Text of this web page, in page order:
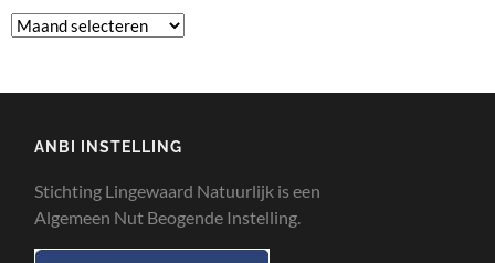
ANBI INSTELLING
Stichting Lingewaard Natuurlijk is een
Algemeen Nut Beogende Instelling.